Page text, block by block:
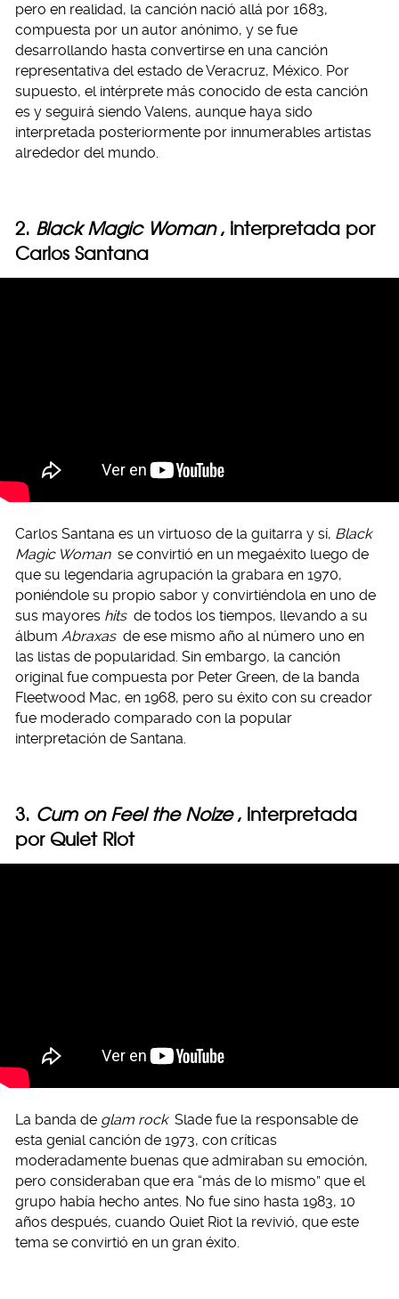
pero en realidad, la canción nació allá por 1683,
compuesta por un autor anónimo, y se fue
desarrollando hasta convertirse en una canción
representativa del estado de Veracruz, México. Por
supuesto, el intérprete más conocido de esta canción
es y seguirá siendo Valens, aunque haya sido
interpretada posteriormente por innumerables artistas
alrededor del mundo.
2. Black Magic Woman , interpretada por
Carlos Santana
Carlos Santana es un virtuoso de la guitarra y sí, Black
Magic Woman se convirtió en un megaéxito luego de
que su legendaria agrupación la grabara en 1970,
poniéndole su propio sabor y convirtiéndola en uno de
sus mayores hits de todos los tiempos, llevando a su
álbum Abraxas de ese mismo año al número uno en
las listas de popularidad. Sin embargo, la canción
original fue compuesta por Peter Green, de la banda
Fleetwood Mac, en 1968, pero su éxito con su creador
fue moderado comparado con la popular
interpretación de Santana.
3. Cum on Feel the Noize , interpretada
por Quiet Riot
La banda de glam rock Slade fue la responsable de
esta genial canción de 1973, con críticas
moderadamente buenas que admiraban su emoción,
pero consideraban que era “más de lo mismo” que el
grupo había hecho antes. No fue sino hasta 1983, 10
años después, cuando Quiet Riot la revivió, que este
tema se convirtió en un gran éxito.